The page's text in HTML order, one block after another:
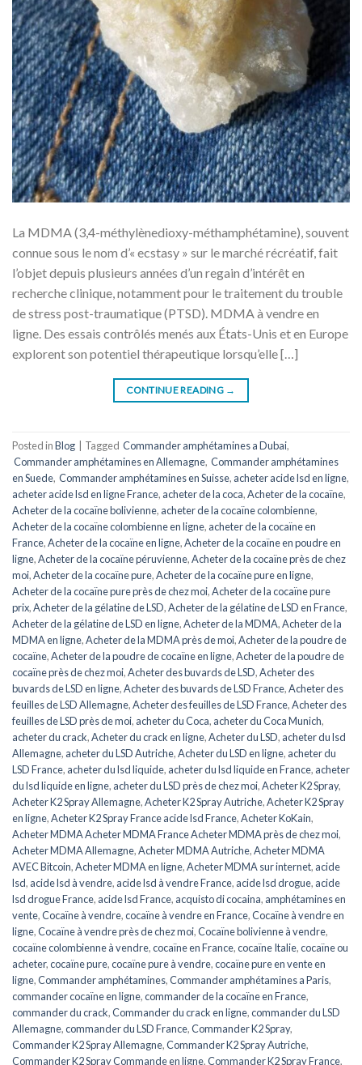
La MDMA (3,4-méthylènedioxy-méthamphétamine), souvent
connue sous le nom d’« ecstasy » sur le marché récréatif, fait
l’objet depuis plusieurs années d’un regain d’intérêt en
recherche clinique, notamment pour le traitement du trouble
de stress post-traumatique (PTSD). MDMA à vendre en
ligne. Des essais contrôlés menés aux États-Unis et en Europe
explorent son potentiel thérapeutique lorsqu’elle […]
CONTINUE READING →
Posted inBlog Tagged Commander amphétamines a Dubai,
Commander amphétamines en Allemagne, Commander amphétamines
en Suede, Commander amphétamines en Suisse, acheter acide lsd en ligne,
acheter acide lsd en ligne France, acheter de la coca,Acheter de la cocaïne,
Acheter de la cocaïne bolivienne, acheter de la cocaïne colombienne,
Acheter de la cocaïne colombienne en ligne, acheter de la cocaïne en
France,Acheter de la cocaïne en ligne,Acheter de la cocaïne en poudre en
ligne,Acheter de la cocaïne péruvienne,Acheter de la cocaïne près de chez
moi,Acheter de la cocaïne pure,Acheter de la cocaïne pure en ligne,
Acheter de la cocaïne pure près de chez moi,Acheter de la cocaïne pure
prix,Acheter de la gélatine de LSD,Acheter de la gélatine de LSD en France,
Acheter de la gélatine de LSD en ligne,Acheter de la MDMA,Acheter de la
MDMA en ligne,Acheter de la MDMA près de moi,Acheter de la poudre de
cocaïne,Acheter de la poudre de cocaïne en ligne,Acheter de la poudre de
cocaïne près de chez moi,Acheter des buvards de LSD,Acheter des
buvards de LSD en ligne,Acheter des buvards de LSD France,Acheter des
feuilles de LSD Allemagne,Acheter des feuilles de LSD France,Acheter des
feuilles de LSD près de moi, acheter du Coca, acheter du Coca Munich,
acheter du crack,Acheter du crack en ligne,Acheter du LSD, acheter du lsd
Allemagne, acheter du LSD Autriche,Acheter du LSD en ligne, acheter du
LSD France, acheter du lsd liquide, acheter du lsd liquide en France, acheter
du lsd liquide en ligne, acheter du LSD près de chez moi,Acheter K2 Spray,
Acheter K2 Spray Allemagne,Acheter K2 Spray Autriche,Acheter K2 Spray
en ligne,Acheter K2 Spray France acide lsd France,Acheter KoKain,
Acheter MDMA Acheter MDMA France Acheter MDMA près de chez moi,
Acheter MDMA Allemagne,Acheter MDMA Autriche,Acheter MDMA
AVEC Bitcoin,Acheter MDMA en ligne,Acheter MDMA sur internet, acide
lsd, acide lsd à vendre, acide lsd à vendre France, acide lsd drogue, acide
lsd drogue France, acide lsd France, acquisto di cocaina, amphétamines en
vente,Cocaïne à vendre,cocaïne à vendre en France,Cocaïne à vendre en
ligne,Cocaïne à vendre près de chez moi,Cocaïne bolivienne à vendre,
cocaïne colombienne à vendre,cocaïne en France,cocaïne Italie,cocaïne ou
acheter,cocaïne pure,cocaïne pure à vendre,cocaïne pure en vente en
ligne,Commander amphétamines,Commander amphétamines a Paris,
commander cocaïne en ligne,commander de la cocaïne en France,
commander du crack,Commander du crack en ligne,commander du LSD
Allemagne,commander du LSD France,Commander K2 Spray,
Commander K2 Spray Allemagne,Commander K2 Spray Autriche,
Commander K2 Spray Commande en ligne,Commander K2 Spray France,